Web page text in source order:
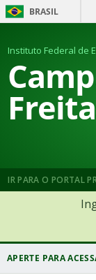
BRASIL
Instituto Federal de
IR PARA O PORTAL